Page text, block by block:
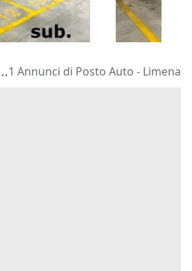
Bologna
23/09/2026
Limena1 Annunci di Posto Auto - Limena